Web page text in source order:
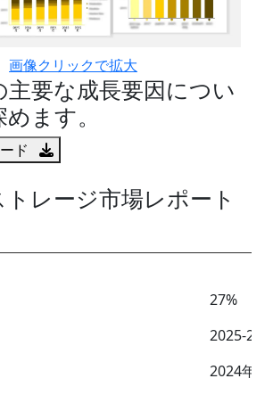
画像クリックで拡大
主要な成長要因につい
ます。
ド
レージ市場レポート
27%
2025-
2024年